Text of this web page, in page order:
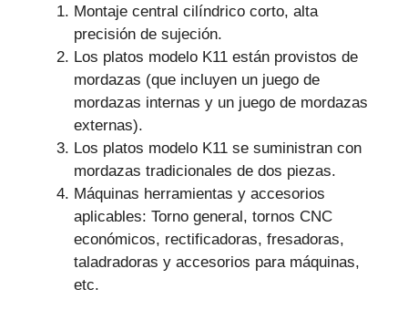
original
era:
$563.178.
actual
es:
$405.488.
Montaje central cilíndrico corto, alta
precisión de sujeción.
Los platos modelo K11 están provistos de
mordazas (que incluyen un juego de
mordazas internas y un juego de mordazas
externas).
Los platos modelo K11 se suministran con
mordazas tradicionales de dos piezas.
Máquinas herramientas y accesorios
aplicables: Torno general, tornos CNC
económicos, rectificadoras, fresadoras,
taladradoras y accesorios para máquinas,
etc.